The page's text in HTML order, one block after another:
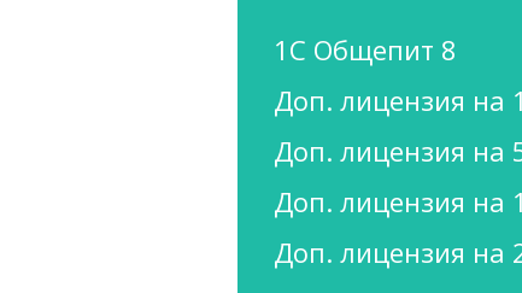
1С Общепит 8
Доп. лицензия на
Доп. лицензия на
Доп. лицензия на
Доп. лицензия на